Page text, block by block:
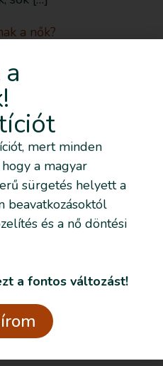
a nők?
fordítás: Noll A.
a szülésindításról? A
egy ismerős és
ki. A szülésindítás
vezet negatív
nők arról
mértékben vonták be
érezték úgy, hogy
[…]
mert minden
a magyar
sürgetés helyett a
beavatkozásoktól
és a nő döntési
a fontos változást!